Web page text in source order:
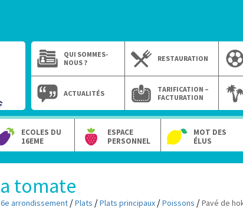
QUI SOMMES-
NOUS ?
RESTAURATION
ACTUALITÉS
TARIFICATION –
FACTURATION
ECOLES DU
16EME
ESPACE
PERSONNEL
MOT DES
ÉLUS
tomate
arrondissement /Plats /Plats principaux /Poissons /Pavé de